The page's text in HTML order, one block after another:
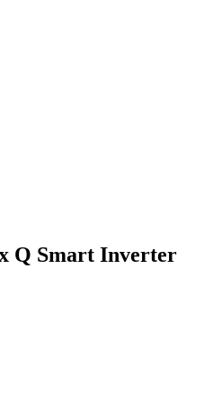
Q Smart Inverter